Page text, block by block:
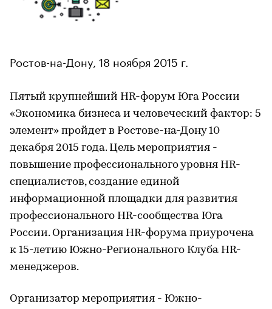
Ростов-на-Дону, 18 ноября 2015 г.
Пятый крупнейший HR-форум Юга России
«Экономика бизнеса и человеческий фактор: 5
элемент» пройдет в Ростове-на-Дону 10
декабря 2015 года. Цель мероприятия -
повышение профессионального уровня HR-
специалистов, создание единой
информационной площадки для развития
профессионального HR-сообщества Юга
России. Организация HR-форума приурочена
к 15-летию Южно-Регионального Клуба HR-
менеджеров.
Организатор мероприятия - Южно-